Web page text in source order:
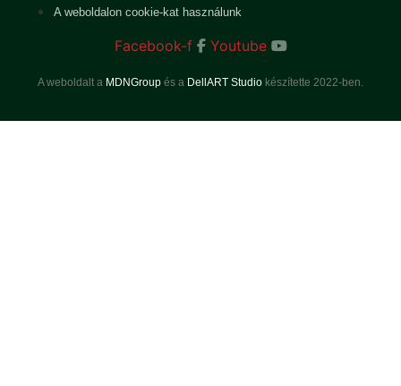
A weboldalon cookie-kat használunk
Facebook-f Youtube
A weboldalt a MDNGroup és a DellART Studio készítette 2022-ben.